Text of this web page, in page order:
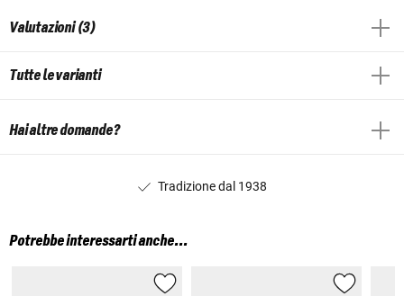
Valutazioni (3)
Tutte le varianti
Hai altre domande?
Tradizione dal 1938
Potrebbe interessarti anche...